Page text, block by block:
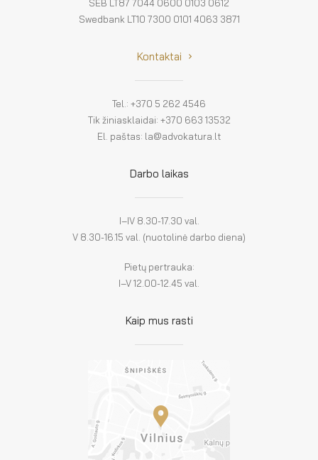
SEB LT87 7044 0600 0103 0612
Swedbank LT10 7300 0101 4063 3871
Kontaktai
Tel.: +370 5 262 4546
Tik žiniasklaidai: +370 663 13532
El. paštas: la@advokatura.lt
Darbo laikas
I–IV 8.30-17.30 val.
V 8.30-16.15 val. (nuotolinė darbo diena)
Pietų pertrauka:
I–V 12.00-12.45 val.
Kaip mus rasti